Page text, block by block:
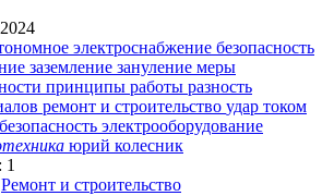
электроснабжение безопасность
заземление зануление меры
принципы работы разность
ремонт и строительство удар током
электрооборудование
юрий колесник
1
Ремонт и строительство